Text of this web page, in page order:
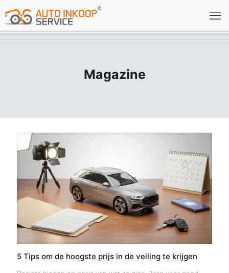
Magazine
5 Tips om de hoogste prijs in de veiling te krijgen